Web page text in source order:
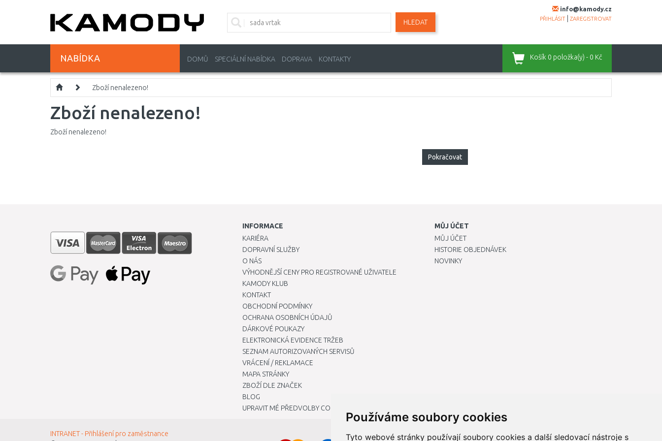
Používáme soubory cookies
Tyto webové stránky používají soubory cookies a další sledovací nástroje s
info@kamody.cz
PŘIHLÁSIT ZAREGISTROVAT
HLEDAT
NABÍDKA DOMŮ SPECIÁLNÍ NABÍDKA DOPRAVA KONTAKTY Košík 0 položka(y) - 0 Kč
Zboží nenalezeno!
Zboží nenalezeno!
Zboží nenalezeno!
Pokračovat
INFORMACE
KARIÉRA
DOPRAVNÍ SLUŽBY
O NÁS
VÝHODNĚJŠÍ CENY PRO REGISTROVANÉ UŽIVATELE
KAMODY KLUB
KONTAKT
OBCHODNÍ PODMÍNKY
OCHRANA OSOBNÍCH ÚDAJŮ
DÁRKOVÉ POUKAZY
ELEKTRONICKÁ EVIDENCE TRŽEB
SEZNAM AUTORIZOVANÝCH SERVISŮ
VRÁCENÍ / REKLAMACE
MAPA STRÁNKY
ZBOŽÍ DLE ZNAČEK
BLOG
UPRAVIT MÉ PŘEDVOLBY COOKIES
MŮJ ÚČET
MŮJ ÚČET
HISTORIE OBJEDNÁVEK
NOVINKY
INTRANET - Přihlášení pro zaměstnance